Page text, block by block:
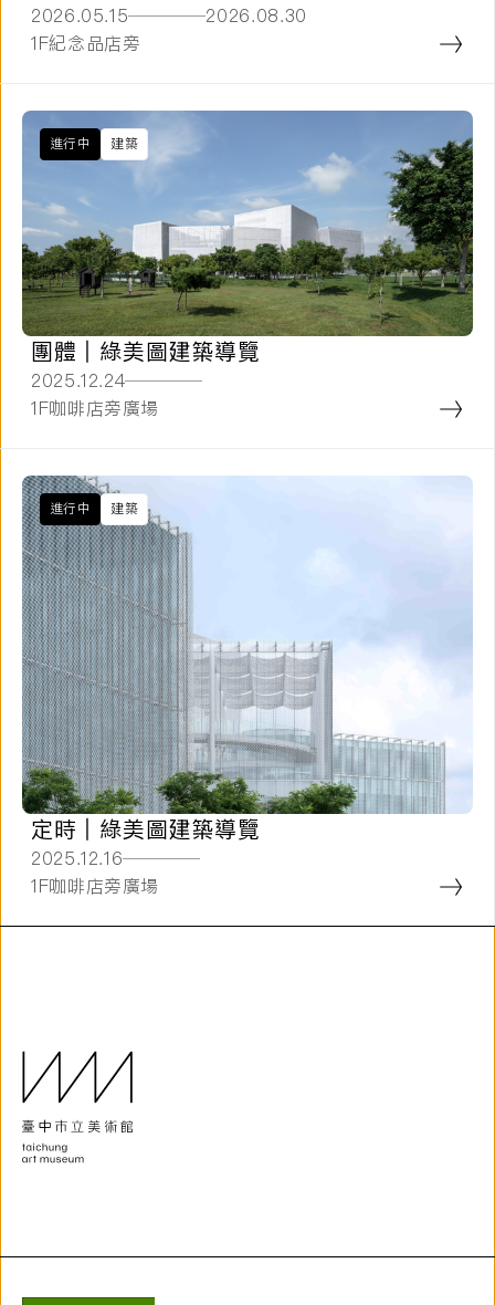
術」展覽導覽
2026.05.15
2026.08.30
1F紀念品店旁
進行中 建築
團體 | 綠美圖建築導覽
2025.12.24
1F咖啡店旁廣場
進行中 建築
定時 | 綠美圖建築導覽
2025.12.16
1F咖啡店旁廣場